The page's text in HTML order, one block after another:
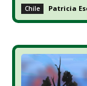
Chile Patricia